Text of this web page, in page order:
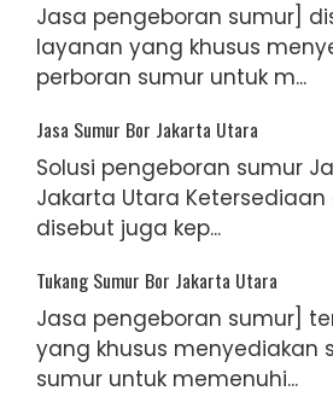
Jasa pengeboran sumur]
layanan yang khusus
perboran sumur untuk m...
Jasa Sumur Bor Jakarta Utara
Solusi pengeboran sumur
Jakarta Utara Ketersediaan
disebut juga kep...
Tukang Sumur Bor Jakarta Utara
Jasa pengeboran sumur]
yang khusus menyediakan
sumur untuk memenuhi...